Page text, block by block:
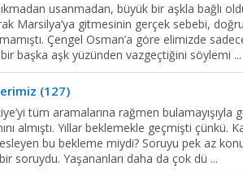
bıkmadan usanmadan, büyük bir aşkla bağlı
Marsilya’ya gitmesinin gerçek sebebi,
Çengel Osman’a göre elimizde
bir başka aşk yüzünden vazgeçtiğini söylemi ...
(127)
tüm aramalarına rağmen bulamayışıyla
almıştı. Yıllar beklemekle geçmişti çünkü.
bu bekleme miydi? Soruyu pek az
soruydu. Yaşananları daha da çok dü ...